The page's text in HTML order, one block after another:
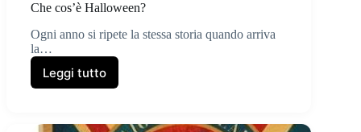
Che cos’è Halloween?
Ogni anno si ripete la stessa storia quando arriva
la…
Leggi tutto
Che